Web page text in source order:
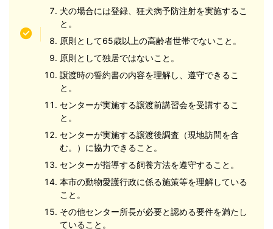
犬の場合には登録、狂犬病予防注射を実施するこ
と。
原則として65歳以上の高齢者世帯でないこと。
原則として独居ではないこと。
譲渡時の誓約書の内容を理解し、遵守できるこ
と。
センターが実施する譲渡前講習会を受講するこ
と。
センターが実施する譲渡後調査（現地訪問を含
む。）に協力できること。
センターが指導する飼養方法を遵守すること。
本市の動物愛護行政に係る施策等を理解している
こと。
その他センター所長が必要と認める要件を満たし
ていること。